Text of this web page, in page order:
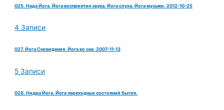
025. Нада Йога. Йога восприятия звука. Йога слуха. Йога музыки. 2012-10-25
4 Записи
027. Йога Сновидения. Йога во сне. 2007-11-13
5 Записи
028. Нидра Йога. Йога переходных состояний бытия.